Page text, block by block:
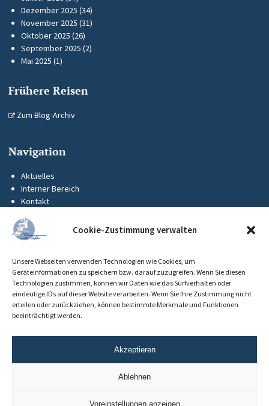
Cookie-Zustimmung verwalten
Unsere Webseiten verwenden Technologien wie Cookies, um
Geräteinformationen zu speichern bzw. darauf zuzugreifen. Wenn Sie diesen
Technologien zustimmen, können wir Daten wie das Surfverhalten oder
eindeutige IDs auf dieser Website verarbeiten. Wenn Sie Ihre Zustimmung nicht
erteilen oder zurückziehen, können bestimmte Merkmale und Funktionen
beeinträchtigt werden.
Akzeptieren
Ablehnen
Voreinstellungen anzeigen
Dezember 2025 (34)
November 2025 (31)
Oktober 2025 (26)
September 2025 (2)
Mai 2025 (1)
Frühere Reisen
Zum Blog-Archiv
Navigation
Aktuelles
Interner Bereich
Kontakt
Impressum
Datenschutz
Cookie-Richtlinie (EU)